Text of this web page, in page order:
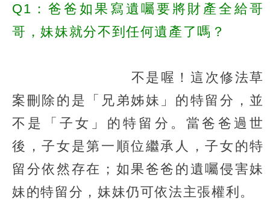
Q1：爸爸如果寫遺囑要將財產全給哥
哥，妹妹就分不到任何遺產了嗎？
不是喔！這次修法草
案刪除的是「兄弟姊妹」的特留分，並
不是「子女」的特留分。當爸爸過世
後，子女是第一順位繼承人，子女的特
留分依然存在；如果爸爸的遺囑侵害妹
妹的特留分，妹妹仍可依法主張權利。